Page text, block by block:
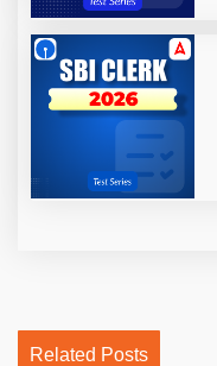
Related Posts